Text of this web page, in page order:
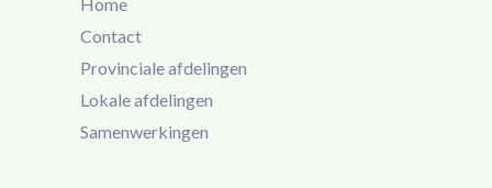
Home
Contact
Provinciale afdelingen
Lokale afdelingen
Samenwerkingen